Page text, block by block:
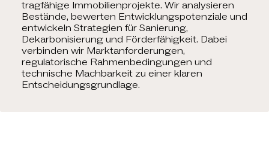
tragfähige Immobilienprojekte. Wir analysieren
Bestände, bewerten Entwicklungspotenziale und
entwickeln Strategien für Sanierung,
Dekarbonisierung und Förderfähigkeit. Dabei
verbinden wir Marktanforderungen,
regulatorische Rahmenbedingungen und
technische Machbarkeit zu einer klaren
Entscheidungsgrundlage.